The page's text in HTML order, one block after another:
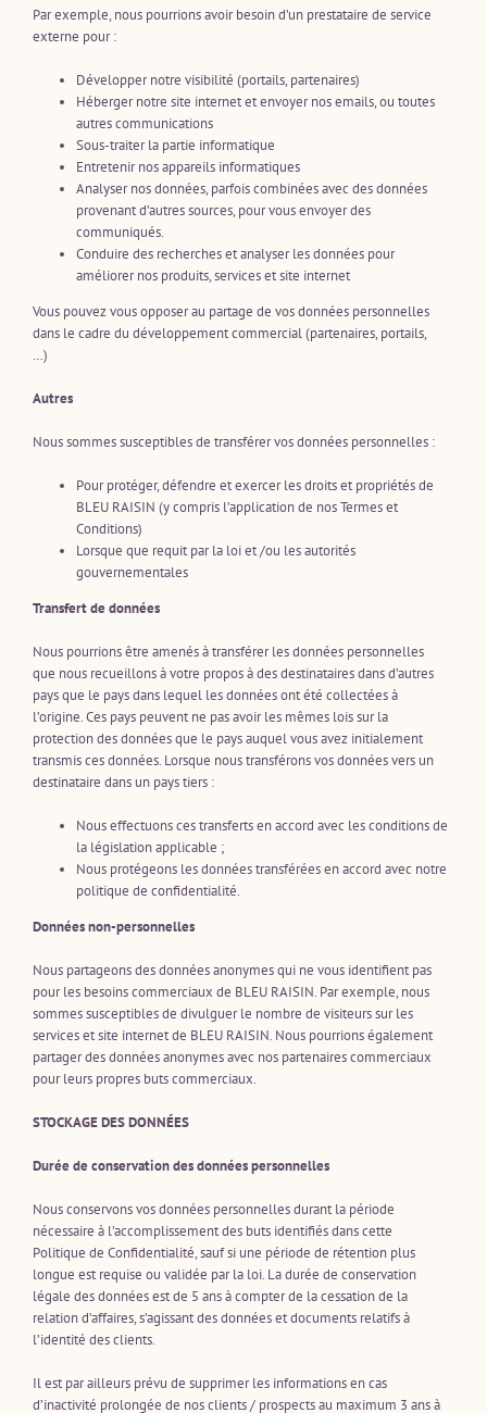
Par exemple, nous pourrions avoir besoin d’un prestataire de service
externe pour :
Développer notre visibilité (portails, partenaires)
Héberger notre site internet et envoyer nos emails, ou toutes
autres communications
Sous-traiter la partie informatique
Entretenir nos appareils informatiques
Analyser nos données, parfois combinées avec des données
provenant d’autres sources, pour vous envoyer des
communiqués.
Conduire des recherches et analyser les données pour
améliorer nos produits, services et site internet
Vous pouvez vous opposer au partage de vos données personnelles
dans le cadre du développement commercial (partenaires, portails,
…)
Autres
Nous sommes susceptibles de transférer vos données personnelles :
Pour protéger, défendre et exercer les droits et propriétés de
BLEU RAISIN (y compris l’application de nos Termes et
Conditions)
Lorsque que requit par la loi et /ou les autorités
gouvernementales
Transfert de données
Nous pourrions être amenés à transférer les données personnelles
que nous recueillons à votre propos à des destinataires dans d’autres
pays que le pays dans lequel les données ont été collectées à
l’origine. Ces pays peuvent ne pas avoir les mêmes lois sur la
protection des données que le pays auquel vous avez initialement
transmis ces données. Lorsque nous transférons vos données vers un
destinataire dans un pays tiers :
Nous effectuons ces transferts en accord avec les conditions de
la législation applicable ;
Nous protégeons les données transférées en accord avec notre
politique de confidentialité.
Données non-personnelles
Nous partageons des données anonymes qui ne vous identifient pas
pour les besoins commerciaux de BLEU RAISIN. Par exemple, nous
sommes susceptibles de divulguer le nombre de visiteurs sur les
services et site internet de BLEU RAISIN. Nous pourrions également
partager des données anonymes avec nos partenaires commerciaux
pour leurs propres buts commerciaux.
STOCKAGE DES DONNÉES
Durée de conservation des données personnelles
Nous conservons vos données personnelles durant la période
nécessaire à l’accomplissement des buts identifiés dans cette
Politique de Confidentialité, sauf si une période de rétention plus
longue est requise ou validée par la loi. La durée de conservation
légale des données est de 5 ans à compter de la cessation de la
relation d’affaires, s’agissant des données et documents relatifs à
l’identité des clients.
Il est par ailleurs prévu de supprimer les informations en cas
d’inactivité prolongée de nos clients / prospects au maximum 3 ans à